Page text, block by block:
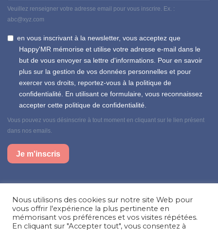
Veuillez renseigner votre adresse email pour vous inscrire. Ex. :
abc@xyz.com
en vous inscrivant à la newsletter, vous acceptez que
Happy'MR mémorise et utilise votre adresse e-mail dans le
but de vous envoyer sa lettre d'informations. Pour en savoir
plus sur la gestion de vos données personnelles et pour
exercer vos droits, reportez-vous à la politique de
confidentialité. En utilisant ce formulaire, vous reconnaissez
accepter cette politique de confidentialité.
Vous pouvez vous désinscrire à tout moment en cliquant sur le lien présent
dans nos emails.
Je m'inscris
Facebook
Instagram
LinkedIn
Besoin d’aide, une question ?
Nous utilisons des cookies sur notre site Web pour
vous offrir l'expérience la plus pertinente en
mémorisant vos préférences et vos visites répétées.
En cliquant sur "Accepter tout", vous consentez à